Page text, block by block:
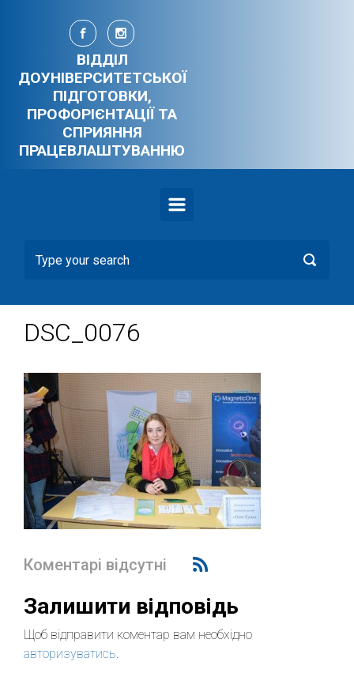
Skip to main content
ВІДДІЛ
ДОУНІВЕРСИТЕТСЬКОЇ
ПІДГОТОВКИ,
ПРОФОРІЄНТАЦІЇ ТА
СПРИЯННЯ
ПРАЦЕВЛАШТУВАННЮ
DSC_0076
Коментарі відсутні
Залишити відповідь
Щоб відправити коментар вам необхідно
авторизуватись.